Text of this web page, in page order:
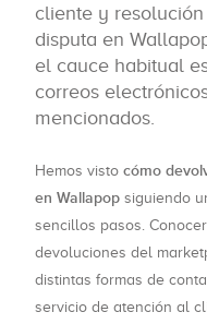
cliente y
disputa en
el cauce habitual
correos
mencionados.
Hemos visto cómo
en Wallapop siguiendo
sencillos pasos.
devoluciones del
distintas formas de
servicio de atención al